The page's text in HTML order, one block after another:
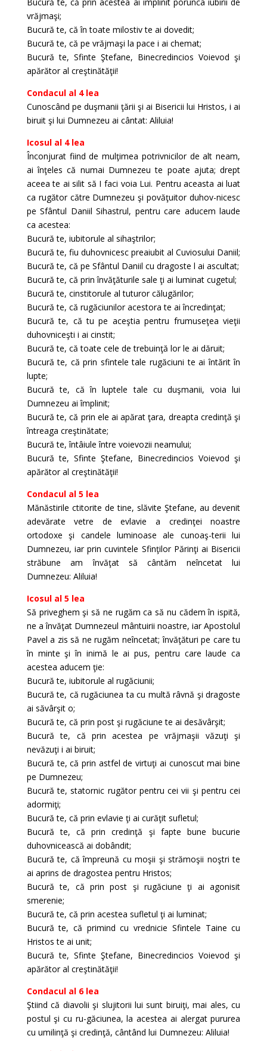
vrăjmaşi;
Bucură te, că în toate milostiv te ai dovedit;
Bucură te, că pe vrăjmaşi la pace i ai chemat;
Bucură te, Sfinte Ştefane, Binecredincios Voievod şi
apărător al creştinătăţii!
Condacul al 4 lea
Cunoscând pe duşmanii ţării şi ai Bisericii lui Hristos, i ai
biruit şi lui Dumnezeu ai cântat: Aliluia!
Icosul al 4 lea
Înconjurat fiind de mulţimea potrivnicilor de alt neam,
ai înţeles că numai Dumnezeu te poate ajuta; drept
aceea te ai silit să I faci voia Lui. Pentru aceasta ai luat
ca rugător către Dumnezeu şi povăţuitor duhov-nicesc
pe Sfântul Daniil Sihastrul, pentru care aducem laude
ca acestea:
Bucură te, iubitorule al sihaştrilor;
Bucură te, fiu duhovnicesc preaiubit al Cuviosului Daniil;
Bucură te, că pe Sfântul Daniil cu dragoste l ai ascultat;
Bucură te, că prin învăţăturile sale ţi ai luminat cugetul;
Bucură te, cinstitorule al tuturor călugărilor;
Bucură te, că rugăciunilor acestora te ai încredinţat;
Bucură te, că tu pe aceştia pentru frumuseţea vieţii
duhovniceşti i ai cinstit;
Bucură te, că toate cele de trebuinţă lor le ai dăruit;
Bucură te, că prin sfintele tale rugăciuni te ai întărit în
lupte;
Bucură te, că în luptele tale cu duşmanii, voia lui
Dumnezeu ai împlinit;
Bucură te, că prin ele ai apărat ţara, dreapta credinţă şi
întreaga creştinătate;
Bucură te, întâiule între voievozii neamului;
Bucură te, Sfinte Ştefane, Binecredincios Voievod şi
apărător al creştinătăţii!
Condacul al 5 lea
Mănăstirile ctitorite de tine, slăvite Ştefane, au devenit
adevărate vetre de evlavie a credinţei noastre
ortodoxe şi candele luminoase ale cunoaş-terii lui
Dumnezeu, iar prin cuvintele Sfinţilor Părinţi ai Bisericii
străbune am învăţat să cântăm neîncetat lui
Dumnezeu: Aliluia!
Icosul al 5 lea
Să priveghem şi să ne rugăm ca să nu cădem în ispită,
ne a învăţat Dumnezeul mântuirii noastre, iar Apostolul
Pavel a zis să ne rugăm neîncetat; învăţături pe care tu
în minte şi în inimă le ai pus, pentru care laude ca
acestea aducem ţie:
Bucură te, iubitorule al rugăciunii;
Bucură te, că rugăciunea ta cu multă râvnă şi dragoste
ai săvârşit o;
Bucură te, că prin post şi rugăciune te ai desăvârşit;
Bucură te, că prin acestea pe vrăjmaşii văzuţi şi
nevăzuţi i ai biruit;
Bucură te, că prin astfel de virtuţi ai cunoscut mai bine
pe Dumnezeu;
Bucură te, statornic rugător pentru cei vii şi pentru cei
adormiţi;
Bucură te, că prin evlavie ţi ai curăţit sufletul;
Bucură te, că prin credinţă şi fapte bune bucurie
duhovnicească ai dobândit;
Bucură te, că împreună cu moşii şi strămoşii noştri te
ai aprins de dragostea pentru Hristos;
Bucură te, că prin post şi rugăciune ţi ai agonisit
smerenie;
Bucură te, că prin acestea sufletul ţi ai luminat;
Bucură te, că primind cu vrednicie Sfintele Taine cu
Hristos te ai unit;
Bucură te, Sfinte Ştefane, Binecredincios Voievod şi
apărător al creştinătăţii!
Condacul al 6 lea
Ştiind că diavolii şi slujitorii lui sunt biruiţi, mai ales, cu
postul şi cu ru-găciunea, la acestea ai alergat pururea
cu umilinţă şi credinţă, cântând lui Dumnezeu: Aliluia!